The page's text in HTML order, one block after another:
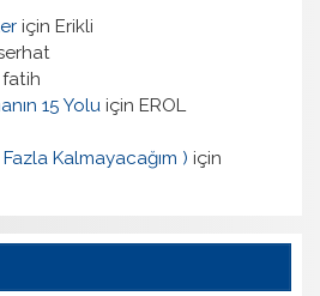
için Erikli
fatih
15 Yolu için EROL
Kalmayacağım ) için